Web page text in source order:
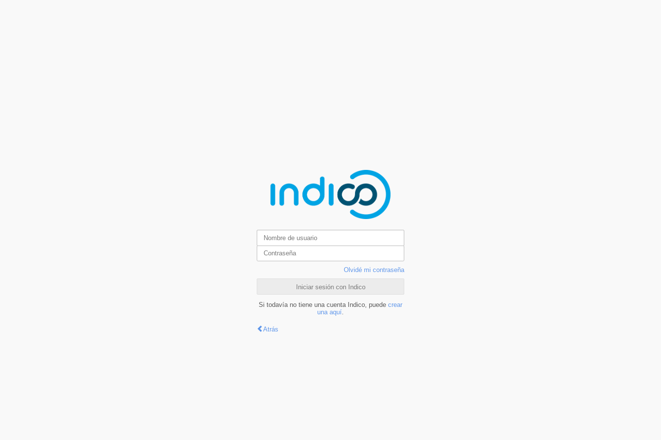
Olvidé mi contraseña
Iniciar sesión con Indico
Si todavía no tiene una cuenta Indico, puede crear
una aquí
Atrás